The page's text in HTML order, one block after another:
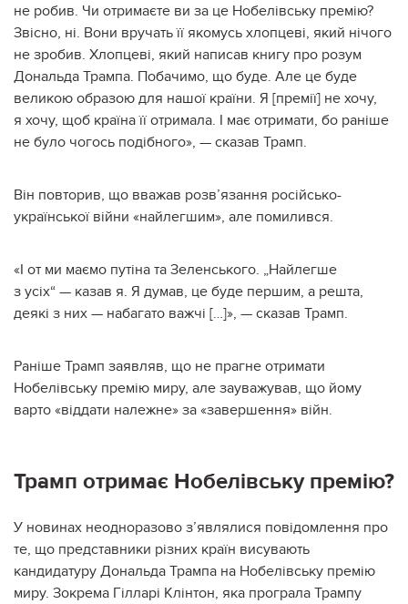
не робив. Чи отримаєте ви за це Нобелівську премію?
Звісно, ні. Вони вручать її якомусь хлопцеві, який нічого
не зробив. Хлопцеві, який написав книгу про розум
Дональда Трампа. Побачимо, що буде. Але це буде
великою образою для нашої країни. Я [премії] не хочу,
я хочу, щоб країна її отримала. І має отримати, бо раніше
не було чогось подібного», — сказав Трамп.
Він повторив, що вважав розв’язання російсько-
української війни «найлегшим», але помилився.
«І от ми маємо путіна та Зеленського. „Найлегше
з усіх“ — казав я. Я думав, це буде першим, а решта,
деякі з них — набагато важчі […]», — сказав Трамп.
Раніше Трамп заявляв, що не прагне отримати
Нобелівську премію миру, але зауважував, що йому
варто «віддати належне» за «завершення» війн.
Трамп отримає Нобелівську премію?
У новинах неодноразово з’являлися повідомлення про
те, що представники різних країн висувають
кандидатуру Дональда Трампа на Нобелівську премію
миру. Зокрема Гілларі Клінтон, яка програла Трампу